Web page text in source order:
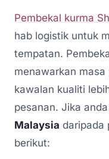
Pembekal kurma
hab logistik untuk
tempatan.
menawarkan
kawalan kualiti
pesanan. Jika
Malaysia daripada
berikut: